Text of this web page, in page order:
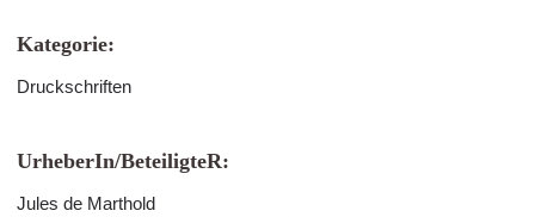
Kategorie:
Druckschriften
UrheberIn/BeteiligteR:
Jules de Marthold